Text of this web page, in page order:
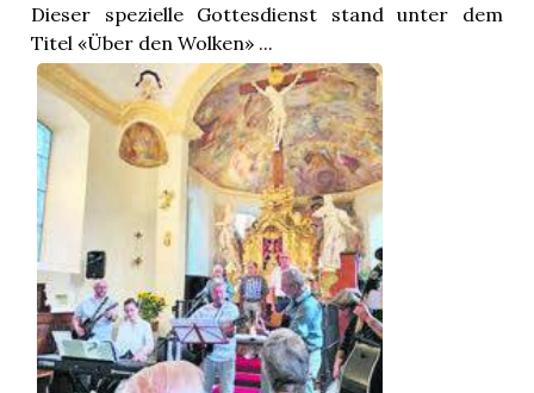
Dieser spezielle Gottesdienst stand unter dem
Titel «Über den Wolken» ...